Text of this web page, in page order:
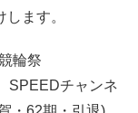
ます。
輪祭
SPEEDチャンネ